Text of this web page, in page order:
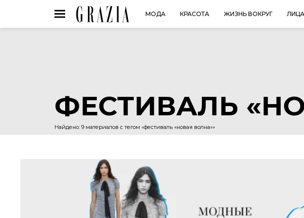
МОДА КРАСОТА ЖИЗНЬ ВОКРУГ ЛИЦА
ФЕСТИВАЛЬ
Найдено: 9 материалов с тегом «фестиваль «новая волна»»